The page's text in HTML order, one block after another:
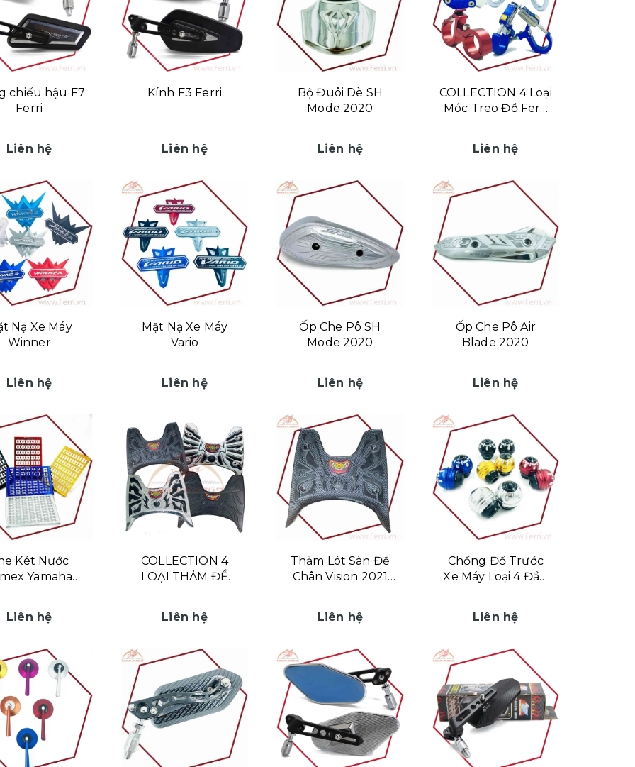
chiếu hậu F7
Ferri
Liên hệ
Kính F3 Ferri
Liên hệ
Bộ Đuôi Dè SH
Mode 2020
Liên hệ
COLLECTION 4 Loại
Móc Treo Đồ Ferri
Liên hệ
Nạ Xe Máy
Winner
Liên hệ
Mặt Nạ Xe Máy
Vario
Liên hệ
Ốp Che Pô SH
Mode 2020
Liên hệ
Ốp Che Pô Air
Blade 2020
Liên hệ
Két Nước
Yamaha
Liên hệ
COLLECTION 4
LOẠI THẢM ĐỂ
Liên hệ
Thảm Lót Sàn Để
Chân Vision 2021
Liên hệ
Chống Đổ Trước
Xe Máy Loại 4 Đầu
Liên hệ